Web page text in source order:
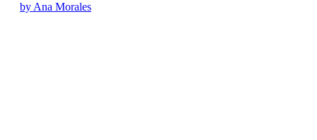
by Ana Morales